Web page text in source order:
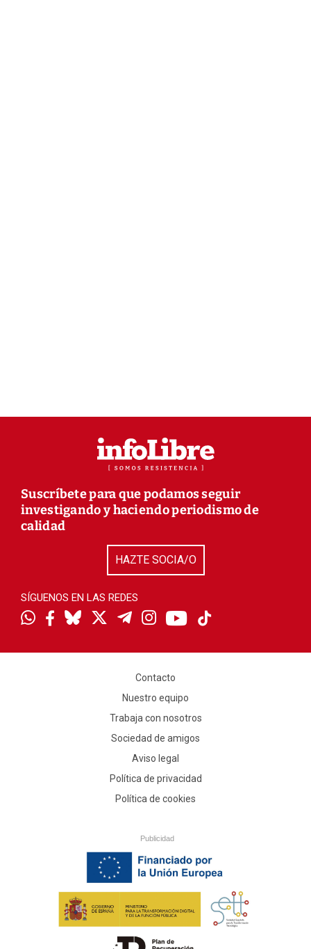
Suscríbete para que podamos seguir
investigando y haciendo periodismo de
calidad
HAZTE SOCIA/O
SÍGUENOS EN LAS REDES
Contacto
Nuestro equipo
Trabaja con nosotros
Sociedad de amigos
Aviso legal
Política de privacidad
Política de cookies
Publicidad